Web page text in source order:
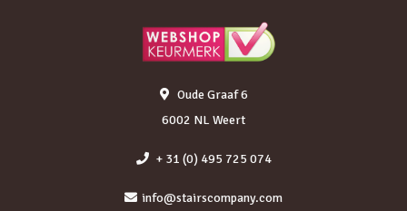
Oude Graaf 6
6002 NL Weert
+ 31 (0) 495 725 074
info@stairscompany.com